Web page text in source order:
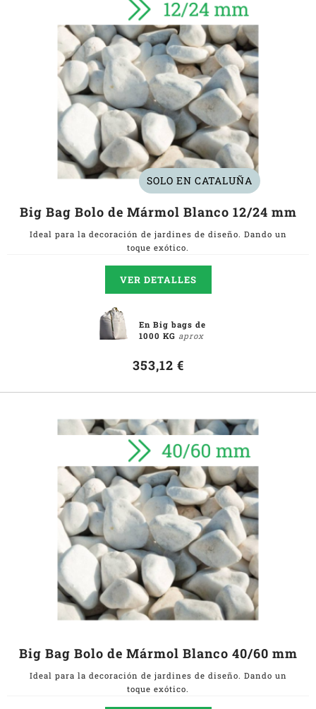
SOLO EN CATALUÑA
Big Bag Bolo de Mármol Blanco 12/24 mm
Ideal para la decoración de jardines de diseño. Dando un
toque exótico.
VER DETALLES
En Big bags de
1000 KG aprox
353,12 €
Big Bag Bolo de Mármol Blanco 40/60 mm
Ideal para la decoración de jardines de diseño. Dando un
toque exótico.